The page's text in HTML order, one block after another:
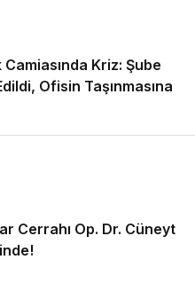
Camiasında Kriz: Şube
Ofisin Taşınmasına
Cerrahı Op. Dr. Cüneyt